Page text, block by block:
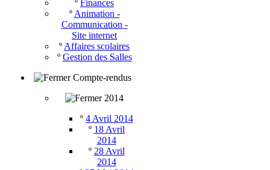
º Finances
º Animation -
Communication -
Site internet
º Affaires scolaires
º Gestion des Salles
Compte-rendus
2014
º 4 Avril 2014
º 18 Avril
2014
º 28 Avril
2014